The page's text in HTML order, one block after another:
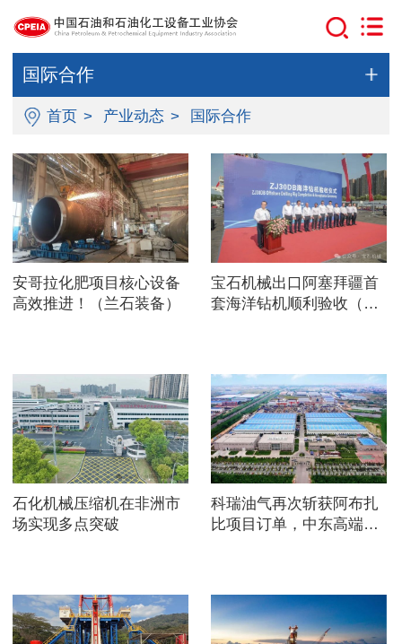
国际合作
首页 > 产业动态 > 国际合作
安哥拉化肥项目核心设备
高效推进！（兰石装备）
宝石机械出口阿塞拜疆首
套海洋钻机顺利验收（宝
石化机械压缩机在非洲市
场实现多点突破
科瑞油气再次斩获阿布扎
比项目订单，中东高端市